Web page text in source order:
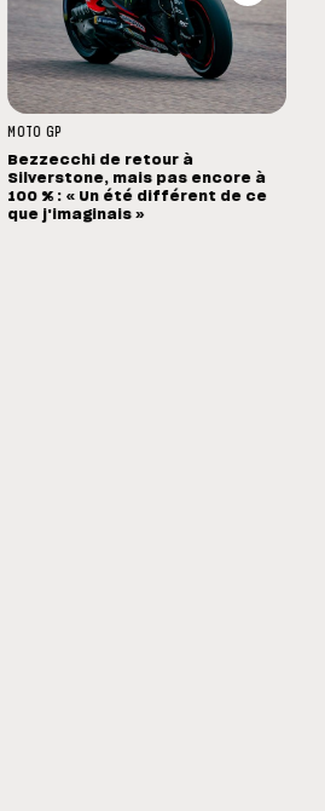
MOTO GP
Bezzecchi de retour à
Silverstone, mais pas encore à
100 % : « Un été différent de ce
que j'imaginais »